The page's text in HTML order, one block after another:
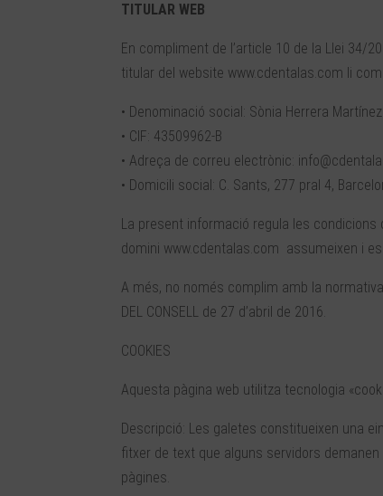
TITULAR WEB
En compliment de l’article 10 de la Llei 34/
titular del website www.cdentalas.com li
• Denominació social: Sònia Herrera Martínez
• CIF: 43509962-B
• Adreça de correu electrònic:
• Domicili social: C. Sants, 277 pral 4,
La present informació regula les
domini www.cdentalas.com assumeixen i
A més, no només complim amb la normativa
DEL CONSELL de 27 d’abril de 2016.
COOKIES
Aquesta pàgina web utilitza tecnologia
Descripció: Les galetes constitueixen una
fitxer de text que alguns servidors
pàgines.